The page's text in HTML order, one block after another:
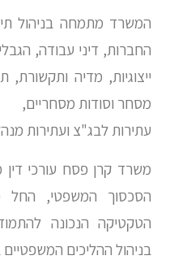
המשרד מתמחה בניהול
החברות, דיני עבודה,
ייצוגיות, מדיה ותקשורת,
מסחר וסודות מסחריים,
עתירות לבג"צ ועתירות
משרד קרן פסח עורכי דין
הסכסוך המשפטי, החל
הטקטיקה הנכונה
בניהול ההליכים